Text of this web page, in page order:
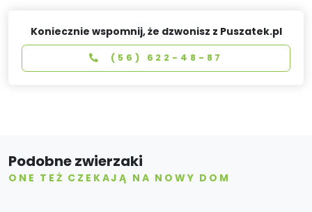
Koniecznie wspomnij, że dzwonisz z Puszatek.pl
(56) 622-48-87
Podobne zwierzaki
ONE TEŻ CZEKAJĄ NA NOWY DOM